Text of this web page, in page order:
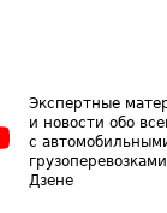
Экспертные
и новости обо
с
Дзене